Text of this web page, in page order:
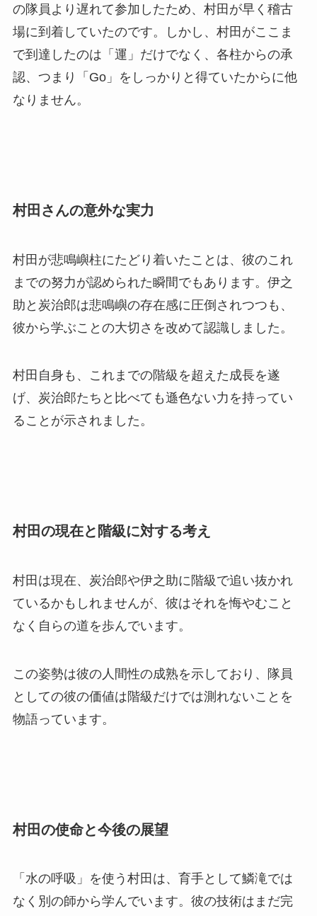
の隊員より遅れて参加したため、村田が早く稽古
場に到着していたのです。しかし、村田がここま
で到達したのは「運」だけでなく、各柱からの承
認、つまり「Go」をしっかりと得ていたからに他
なりません。
村田さんの意外な実力
村田が悲鳴嶼柱にたどり着いたことは、彼のこれ
までの努力が認められた瞬間でもあります。伊之
助と炭治郎は悲鳴嶼の存在感に圧倒されつつも、
彼から学ぶことの大切さを改めて認識しました。
村田自身も、これまでの階級を超えた成長を遂
げ、炭治郎たちと比べても遜色ない力を持ってい
ることが示されました。
村田の現在と階級に対する考え
村田は現在、炭治郎や伊之助に階級で追い抜かれ
ているかもしれませんが、彼はそれを悔やむこと
なく自らの道を歩んでいます。
この姿勢は彼の人間性の成熟を示しており、隊員
としての彼の価値は階級だけでは測れないことを
物語っています。
村田の使命と今後の展望
「水の呼吸」を使う村田は、育手として鱗滝では
なく別の師から学んでいます。彼の技術はまだ完